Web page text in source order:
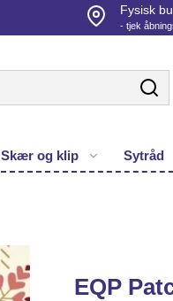
Fysisk
- tjek
Skær og klip Sytråd
EQP